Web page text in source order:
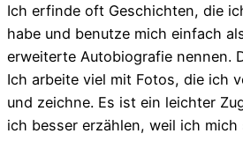
Ich erfinde oft Geschichten, die
habe und benutze mich einfach
erweiterte Autobiografie nennen.
Ich arbeite viel mit Fotos, die ich
und zeichne. Es ist ein leichter
ich besser erzählen, weil ich